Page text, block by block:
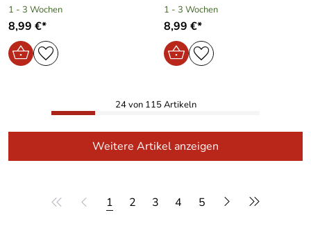
1 - 3 Wochen
8,99 €*
1 - 3 Wochen
8,99 €*
24 von 115 Artikeln
Weitere Artikel anzeigen
1 2 3 4 5